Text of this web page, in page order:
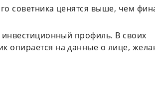
советника ценятся выше, чем
инвестиционный профиль. В своих
опирается на данные о лице,